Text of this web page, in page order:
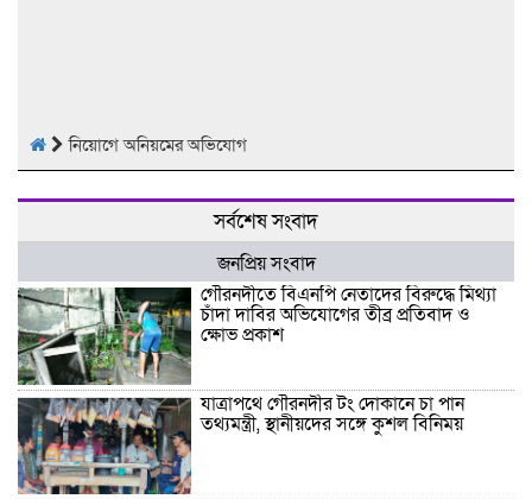
নিয়োগে অনিয়মের অভিযোগ
সর্বশেষ সংবাদ
জনপ্রিয় সংবাদ
গৌরনদীতে বিএনপি নেতাদের বিরুদ্ধে মিথ্যা
চাঁদা দাবির অভিযোগের তীব্র প্রতিবাদ ও
ক্ষোভ প্রকাশ
যাত্রাপথে গৌরনদীর টং দোকানে চা পান
তথ্যমন্ত্রী, স্থানীয়দের সঙ্গে কুশল বিনিময়